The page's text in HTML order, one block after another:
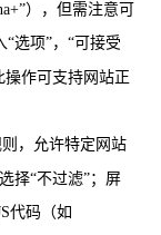
），但需注意可
“选项”，“可接受
操作可支持网站正
，允许特定网站
择“不过滤”；屏
代码（如